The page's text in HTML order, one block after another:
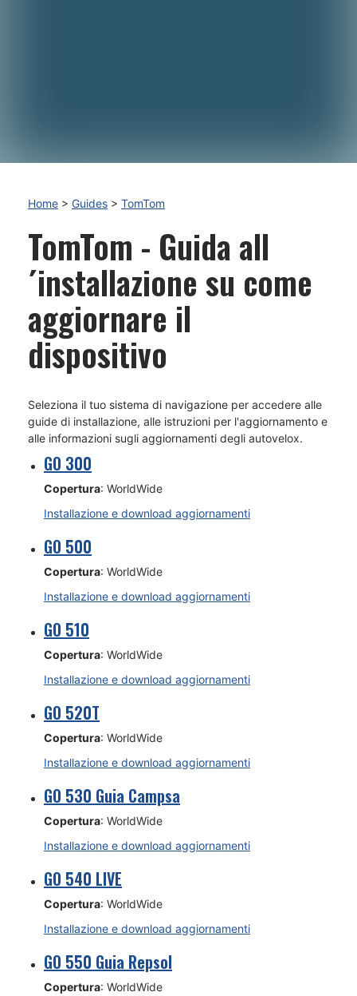
Home > Guides > TomTom
TomTom - Guida all
´installazione su come
aggiornare il
dispositivo
Seleziona il tuo sistema di navigazione per accedere alle
guide di installazione, alle istruzioni per l'aggiornamento e
alle informazioni sugli aggiornamenti degli autovelox.
GO 300
Copertura: WorldWide
Installazione e download aggiornamenti
GO 500
Copertura: WorldWide
Installazione e download aggiornamenti
GO 510
Copertura: WorldWide
Installazione e download aggiornamenti
GO 520T
Copertura: WorldWide
Installazione e download aggiornamenti
GO 530 Guia Campsa
Copertura: WorldWide
Installazione e download aggiornamenti
GO 540 LIVE
Copertura: WorldWide
Installazione e download aggiornamenti
GO 550 Guia Repsol
Copertura: WorldWide